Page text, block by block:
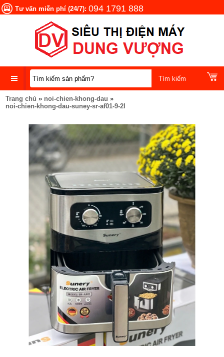
Tư vấn miễn phí (24/7): 094 1791 888
DANH
MỤC
Trang chủ » noi-chien-khong-dau »
noi-chien-khong-dau-suney-sr-af01-9-2l